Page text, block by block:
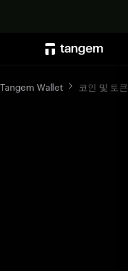
Tangem Wallet 코인 및 토큰